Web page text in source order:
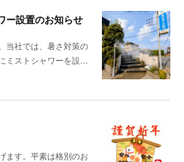
ー設置のお知らせ
当社では、暑さ対策の
ミストシャワーを設…
ます。平素は格別のお